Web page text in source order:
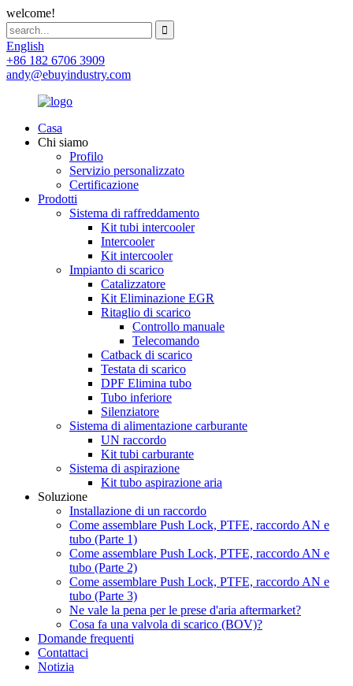
welcome!
English
+86 182 6706 3909
andy@ebuyindustry.com
Casa
Chi siamo
Profilo
Servizio personalizzato
Certificazione
Prodotti
Sistema di raffreddamento
Kit tubi intercooler
Intercooler
Kit intercooler
Impianto di scarico
Catalizzatore
Kit Eliminazione EGR
Ritaglio di scarico
Controllo manuale
Telecomando
Catback di scarico
Testata di scarico
DPF Elimina tubo
Tubo inferiore
Silenziatore
Sistema di alimentazione carburante
UN raccordo
Kit tubi carburante
Sistema di aspirazione
Kit tubo aspirazione aria
Soluzione
Installazione di un raccordo
Come assemblare Push Lock, PTFE, raccordo AN e
tubo (Parte 1)
Come assemblare Push Lock, PTFE, raccordo AN e
tubo (Parte 2)
Come assemblare Push Lock, PTFE, raccordo AN e
tubo (Parte 3)
Ne vale la pena per le prese d'aria aftermarket?
Cosa fa una valvola di scarico (BOV)?
Domande frequenti
Contattaci
Notizia